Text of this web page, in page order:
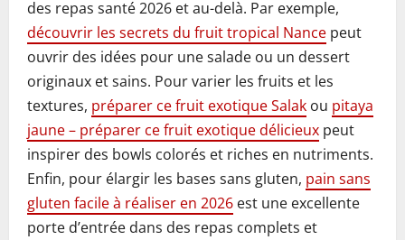
des repas santé 2026 et au-delà. Par exemple,
découvrir les secrets du fruit tropical Nance peut
ouvrir des idées pour une salade ou un dessert
originaux et sains. Pour varier les fruits et les
textures, préparer ce fruit exotique Salak ou pitaya
jaune – préparer ce fruit exotique délicieux peut
inspirer des bowls colorés et riches en nutriments.
Enfin, pour élargir les bases sans gluten, pain sans
gluten facile à réaliser en 2026 est une excellente
porte d’entrée dans des repas complets et